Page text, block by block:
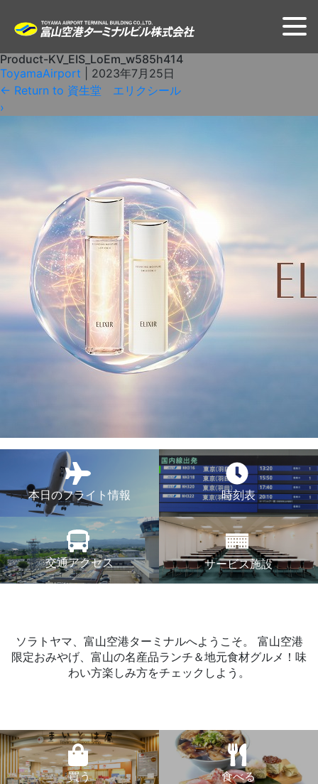
Product-KV_EIS_LoEm_w585h414
ToyamaAirport
2023年7月25日
← Return to 資生堂 エリクシール
›
本日のフライト情報 時刻表
交通アクセス サービス施設
ソラトヤマ、富山空港ターミナルへようこそ。
富山空港
限定おみやげ、富山の名産品ランチ＆地元食材グルメ！味
わい方楽しみ方をチェックしよう。
買う 食べる